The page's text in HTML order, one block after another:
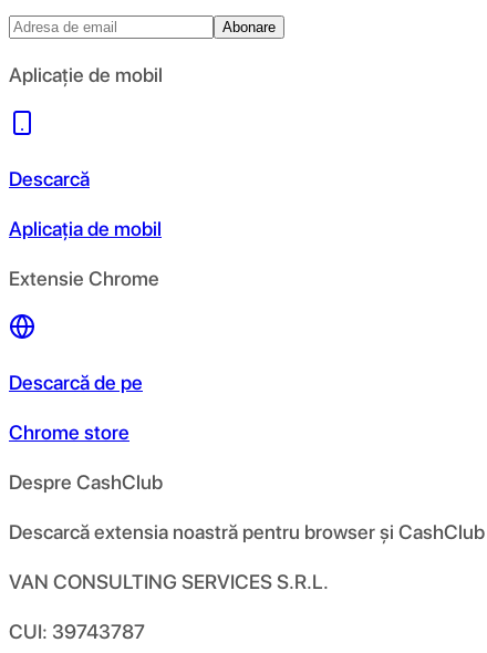
Abonare
Aplicație de mobil
Descarcă
Aplicația de mobil
Extensie Chrome
Descarcă de pe
Chrome store
Despre CashClub
Descarcă extensia noastră pentru browser și
VAN CONSULTING SERVICES S.R.L.
CUI: 39743787